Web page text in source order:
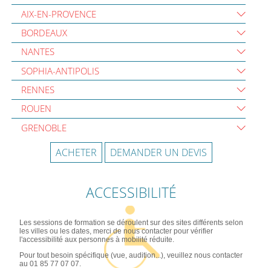
AIX-EN-PROVENCE
BORDEAUX
NANTES
SOPHIA-ANTIPOLIS
RENNES
ROUEN
GRENOBLE
ACHETER DEMANDER UN DEVIS
ACCESSIBILITÉ
Les sessions de formation se déroulent sur des sites différents selon
les villes ou les dates, merci de nous contacter pour vérifier
l'accessibilité aux personnes à mobilité réduite.
Pour tout besoin spécifique (vue, audition...), veuillez nous contacter
au 01 85 77 07 07.